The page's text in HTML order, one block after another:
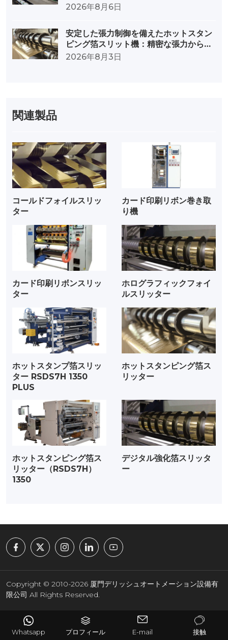
2026年8月6日
安定した張力制御を備えたホットスタン
ピング箔スリット機：精密な張力から卓
越した品質へ
2026年8月3日
関連製品
コールドフォイルスリッ
ター
カード印刷リボン巻き取
り機
カード印刷リボンスリッ
ター
ホログラフィックフォイ
ルスリッター
ホットスタンプ箔スリッ
ター RSDS7H 1350
PLUS
ホットスタンピング箔ス
リッター
ホットスタンピング箔ス
リッター（RSDS7H）
1350
デジタル強化箔スリッタ
ー
Copyright © 2010-2026 厦門デリッシュオートメーション設備有
限公司 All Rights Reserved.
Whatsapp プロフィール E-mail 接触